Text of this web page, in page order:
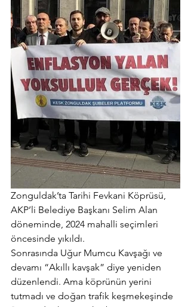
Zonguldak’ta Tarihi Fevkani Köprüsü,
AKP’li Belediye Başkanı Selim Alan
döneminde, 2024 mahalli seçimleri
öncesinde yıkıldı.
Sonrasında Uğur Mumcu Kavşağı ve
devamı “Akıllı kavşak” diye yeniden
düzenlendi. Ama köprünün yerini
tutmadı ve doğan trafik keşmekeşinde